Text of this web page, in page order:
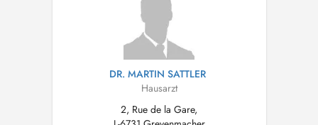
DR. MARTIN SATTLER
Hausarzt
2, Rue de la Gare,